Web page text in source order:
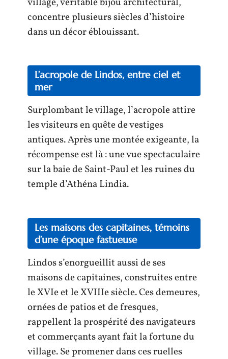
concentre plusieurs siècles d’histoire
dans un décor éblouissant.
L’acropole de Lindos, entre ciel et
mer
Surplombant le village, l’acropole attire
les visiteurs en quête de vestiges
antiques. Après une montée exigeante, la
récompense est là : une vue spectaculaire
sur la baie de Saint-Paul et les ruines du
temple d’Athéna Lindia.
Les maisons des capitaines, témoins
d’une époque fastueuse
Lindos s’enorgueillit aussi de ses
maisons de capitaines, construites entre
le XVIe et le XVIIIe siècle. Ces demeures,
ornées de patios et de fresques,
rappellent la prospérité des navigateurs
et commerçants ayant fait la fortune du
village. Se promener dans ces ruelles